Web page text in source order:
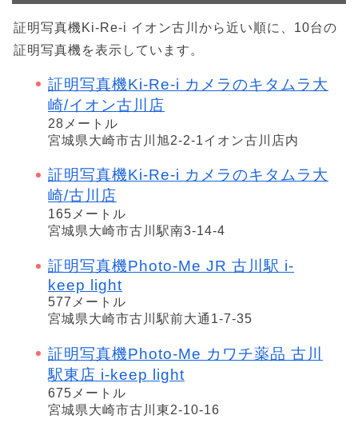
証明写真機Ki-Re-i イオン古川から近い順に、10台の
証明写真機を表示しています。
証明写真機Ki-Re-i カメラのキタムラ大
崎/イオン古川店
28メートル
宮城県大崎市古川旭2-2-1イオン古川店内
証明写真機Ki-Re-i カメラのキタムラ大
崎/古川店
165メートル
宮城県大崎市古川駅南3-14-4
証明写真機Photo-Me JR 古川駅 i-
keep light
577メートル
宮城県大崎市古川駅前大通1-7-35
証明写真機Photo-Me カワチ薬品 古川
駅東店 i-keep light
675メートル
宮城県大崎市古川東2-10-16